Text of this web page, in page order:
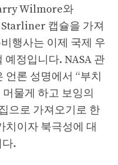
Wilmore와
캡슐을 가져
행사는 이제 국제 우
예정입니다. NASA 관
론 성명에서 “부치
물게 하고 보잉의
으로 가져오기로 한
치이자 북극성에 대
.